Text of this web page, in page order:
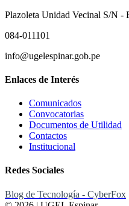
Plazoleta Unidad Vecinal S/N -
084-011101
info@ugelespinar.gob.pe
Enlaces de Interés
Comunicados
Convocatorias
Documentos de Utilidad
Contactos
Institucional
Redes Sociales
Blog de Tecnología - CyberFox